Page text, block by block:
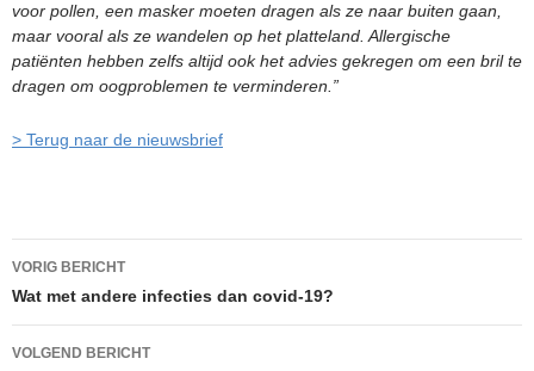
voor pollen, een masker moeten dragen als ze naar buiten gaan,
maar vooral als ze wandelen op het platteland. Allergische
patiënten hebben zelfs altijd ook het advies gekregen om een ​​bril te
dragen om oogproblemen te verminderen.”
> Terug naar de nieuwsbrief
Berichtnavigatie
VORIG BERICHT
Wat met andere infecties dan covid-19?
VOLGEND BERICHT